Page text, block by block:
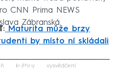
CNN Prima NEWS
Zábranská.
Maturita může brzy
by místo ní skládali
fetch
květiny vysvědčení